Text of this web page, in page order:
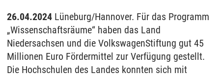
26.04.2024 Lüneburg/Hannover. Für das Programm
„Wissenschaftsräume“ haben das Land
Niedersachsen und die VolkswagenStiftung gut 45
Millionen Euro Fördermittel zur Verfügung gestellt.
Die Hochschulen des Landes konnten sich mit